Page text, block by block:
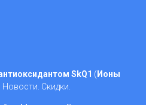
SkQ1 ( Ионы
Новости. Скидки.